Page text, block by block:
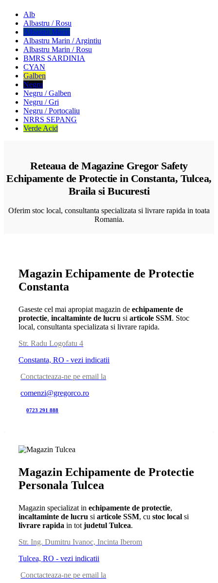
Alb
Albastru / Rosu
Albastru Marin
Albastru Marin / Argintiu
Albastru Marin / Rosu
BMRS SARDINIA
CYAN
Galben
Negru
Negru / Galben
Negru / Gri
Negru / Portocaliu
NRRS SEPANG
Verde Acid
Reteaua de Magazine Gregor Safety
Echipamente de Protectie in Constanta, Tulcea,
Braila si Bucuresti
Oferim stoc local, consultanta specializata si livrare rapida in toata
Romania.
Magazin Echipamente de Protectie
Constanta
Gaseste cel mai apropiat magazin deechipamente de
protectie,incaltaminte de lucru siarticole SSM. Stoc
local, consultanta specializata si livrare rapida.
Str. Radu Logofatu 4
Constanta, RO - vezi indicatii
Conctacteaza-ne pe email la
comenzi@gregorco.ro
0723 291 888
Magazin Echipamente de Protectie
Personala Tulcea
Magazin specializat inechipamente de protectie,
incaltaminte de lucru siarticole SSM, cu stoc local si
livrare rapida in totjudetul Tulcea.
Str. Ing. Dumitru Ivanoc, Incinta Iberom
Tulcea, RO - vezi indicatii
Conctacteaza-ne pe email la